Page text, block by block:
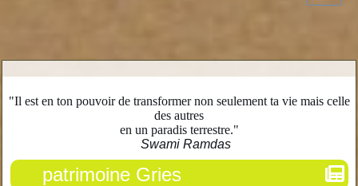
"Il est en ton pouvoir de transformer non seulement ta vie mais celle
des autres
en un paradis terrestre."
Swami Ramdas
patrimoine Gries